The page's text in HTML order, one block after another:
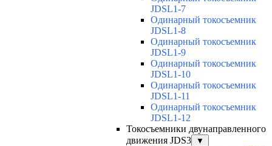
JDSL1-7
Одинарный токосъемник
JDSL1-8
Одинарный токосъемник
JDSL1-9
Одинарный токосъемник
JDSL1-10
Одинарный токосъемник
JDSL1-11
Одинарный токосъемник
JDSL1-12
Токосъемники двунаправленного
движения JDS3
▼